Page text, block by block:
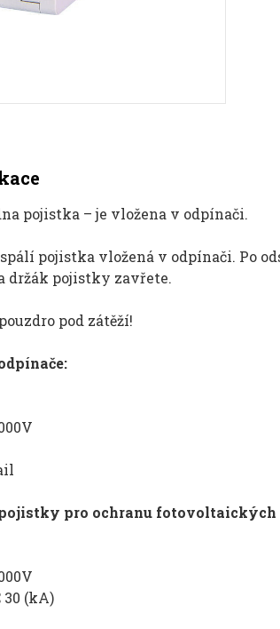
pojistka – je vložena v odpínači.
pojistka vložená v odpínači. Po
držák pojistky zavřete.
pod zátěží!
pro ochranu fotovoltaických
(kA)